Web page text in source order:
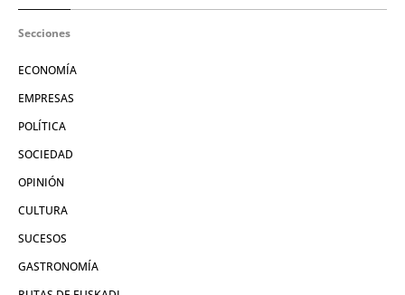
Secciones
ECONOMÍA
EMPRESAS
POLÍTICA
SOCIEDAD
OPINIÓN
CULTURA
SUCESOS
GASTRONOMÍA